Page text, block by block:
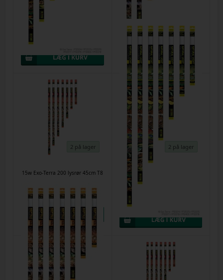
15 w Exo-Terra natural light - 45
15 w Exo-Terra UVB 150 rør 45cm
Varenr.61267
2 på lager
15w Exo-Terra 200 lysrør 45cm T8
Varenr. 15032023d
DKK 146,00
2 på lager
18 w Exo-Terra natural light - 60